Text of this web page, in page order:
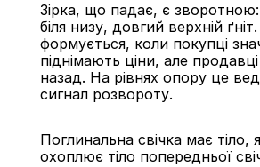
Зірка, що падає, є зворотною:
біля низу, довгий верхній
формується, коли покупці
піднімають ціни, але
назад. На рівнях опору це
сигнал розвороту.
Поглинальна свічка має тіло,
охоплює тіло попередньої